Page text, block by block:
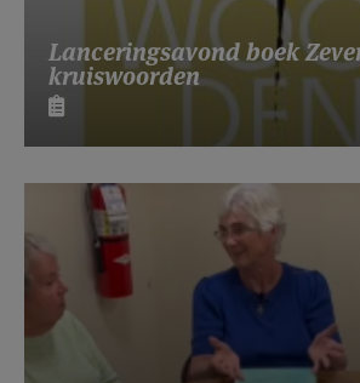
Lanceringsavond boek
kruiswoorden